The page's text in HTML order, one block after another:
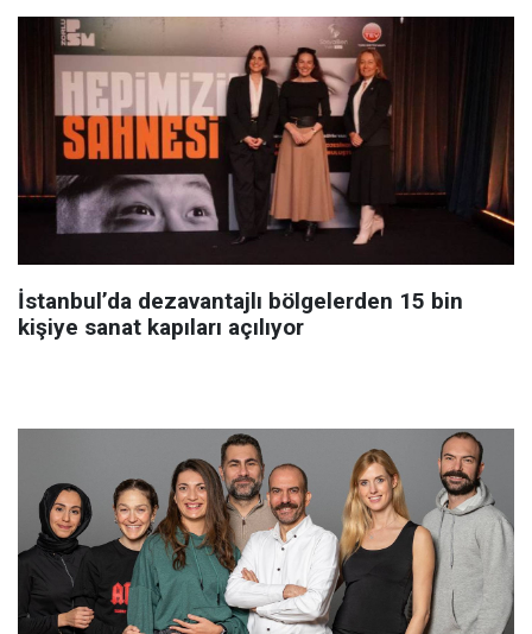
İstanbul’da dezavantajlı bölgelerden 15 bin
kişiye sanat kapıları açılıyor